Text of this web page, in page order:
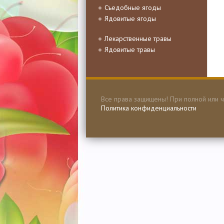
Съедобные ягоды
Ядовитые ягоды
Лекарственные травы
Ядовитые травы
Все права защищены! При полной или
Политика конфиденциальности